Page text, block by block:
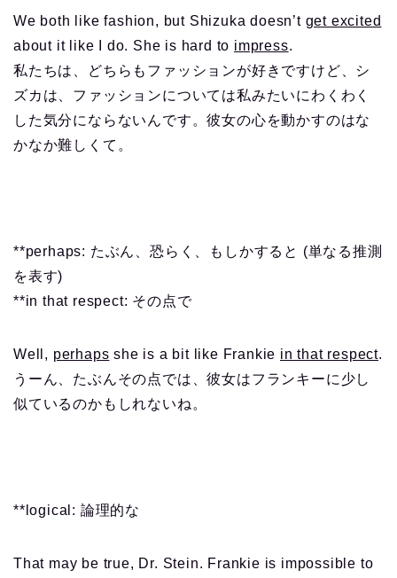
We both like fashion, but Shizuka doesn’t get excited
about it like I do. She is hard to impress.
私たちは、どちらもファッションが好きですけど、シ
ズカは、ファッションについては私みたいにわくわく
した気分にならないんです。彼女の心を動かすのはな
かなか難しくて。
**perhaps: たぶん、恐らく、もしかすると (単なる推測
を表す)
**in that respect: その点で
Well, perhaps she is a bit like Frankie in that respect.
うーん、たぶんその点では、彼女はフランキーに少し
似ているのかもしれないね。
**logical: 論理的な
That may be true, Dr. Stein. Frankie is impossible to